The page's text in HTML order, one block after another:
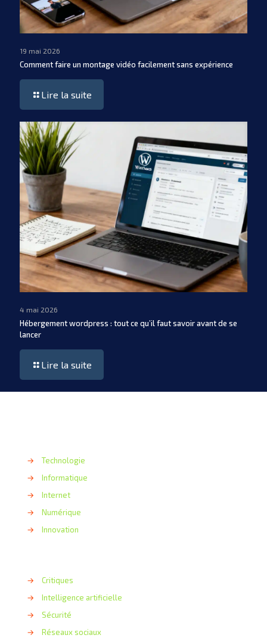
19 mai 2026
Comment faire un montage vidéo facilement sans expérience
Lire la suite
4 mai 2026
Hébergement wordpress : tout ce qu’il faut savoir avant de se
lancer
Lire la suite
→
Technologie
→
Informatique
→
Internet
→
Numérique
→
Innovation
→
Critiques
→
Intelligence artificielle
→
Sécurité
→
Réseaux sociaux